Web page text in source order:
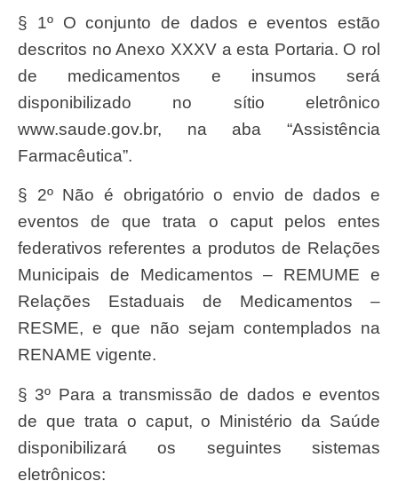
§ 1º O conjunto de dados e eventos estão
descritos no Anexo XXXV a esta Portaria. O rol
de medicamentos e insumos será
disponibilizado no sítio eletrônico
www.saude.gov.br, na aba “Assistência
Farmacêutica”.
§ 2º Não é obrigatório o envio de dados e
eventos de que trata o caput pelos entes
federativos referentes a produtos de Relações
Municipais de Medicamentos – REMUME e
Relações Estaduais de Medicamentos –
RESME, e que não sejam contemplados na
RENAME vigente.
§ 3º Para a transmissão de dados e eventos
de que trata o caput, o Ministério da Saúde
disponibilizará os seguintes sistemas
eletrônicos: